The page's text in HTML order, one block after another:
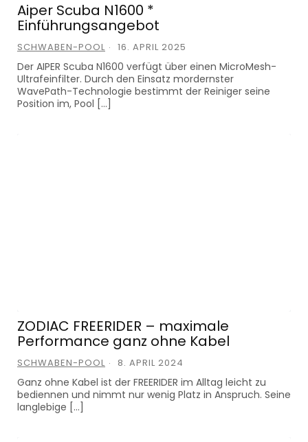
Aiper Scuba N1600 *
Einführungsangebot
SCHWABEN-POOL 16. APRIL 2025
Der AIPER Scuba N1600 verfügt über einen MicroMesh-
Ultrafeinfilter. Durch den Einsatz mordernster
WavePath-Technologie bestimmt der Reiniger seine
Position im, Pool […]
ZODIAC FREERIDER – maximale
Performance ganz ohne Kabel
SCHWABEN-POOL 8. APRIL 2024
Ganz ohne Kabel ist der FREERIDER im Alltag leicht zu
bediennen und nimmt nur wenig Platz in Anspruch. Seine
langlebige […]